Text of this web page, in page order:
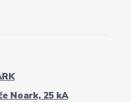
Noark, 25 kA